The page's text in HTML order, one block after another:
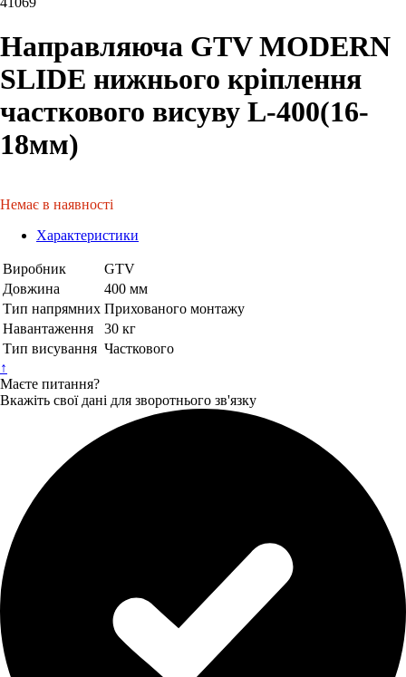
Направляюча GTV MODERN
SLIDE нижнього кріплення
часткового висуву L-400(16-
18мм)
Немає в наявності
Характеристики
Виробник
GTV
Довжина
400 мм
Тип напрямних Прихованого монтажу
Навантаження
30 кг
Тип висування Часткового
↑
Маєте питання?
Вкажіть свої дані для зворотнього зв'язку